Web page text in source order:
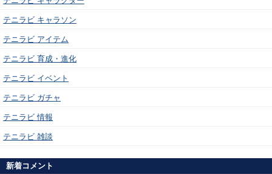
テニラビ キャラソン
テニラビ アイテム
テニラビ 育成・進化
テニラビ イベント
テニラビ ガチャ
テニラビ 情報
テニラビ 雑談
新着コメント